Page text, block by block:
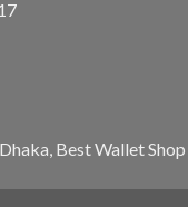
Best Wallet